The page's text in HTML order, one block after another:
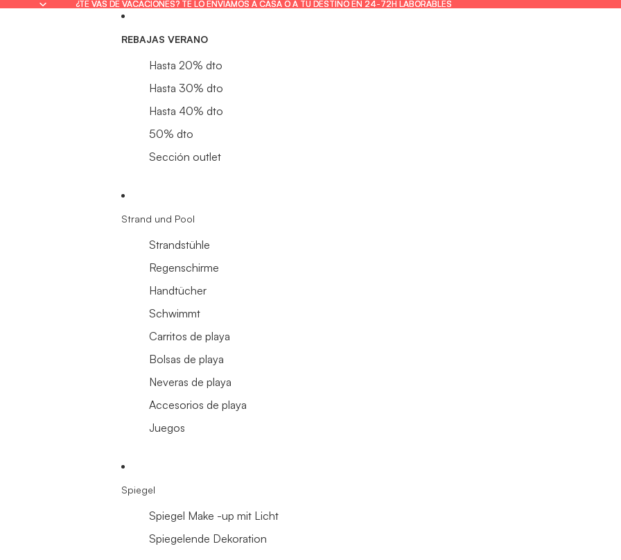
¿TE VAS DE VACACIONES? TE LO ENVIAMOS A CASA O A TU DESTINO EN 24-72H LABORABLES
¿TE VAS DE VACACIONES? TE LO ENVIAMOS A CASA O A TU DESTINO EN 24-72H LABORABLES
REBAJAS VERANO
Hasta 20% dto
Hasta 30% dto
Hasta 40% dto
50% dto
Sección outlet
Strand und Pool
Strandstühle
Regenschirme
Handtücher
Schwimmt
Carritos de playa
Bolsas de playa
Neveras de playa
Accesorios de playa
Juegos
Spiegel
Spiegel Make -up mit Licht
Spiegelende Dekoration